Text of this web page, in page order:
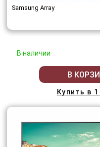
Samsung Array
В наличии
В
Купить в